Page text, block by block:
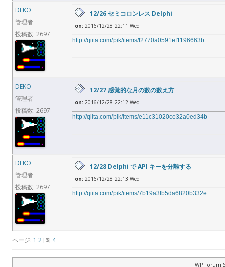
DEKO
管理者
投稿数: 2697
12/26 セミコロンレス Delphi
on: 2016/12/28 22:11 Wed
http://qiita.com/pik/items/f2770a0591ef1196663b
DEKO
管理者
投稿数: 2697
12/27 感覚的な月の数の数え方
on: 2016/12/28 22:12 Wed
http://qiita.com/pik/items/e11c31020ce32a0ed34b
DEKO
管理者
投稿数: 2697
12/28 Delphi で API キーを分離する
on: 2016/12/28 22:13 Wed
http://qiita.com/pik/items/7b19a3fb5da6820b332e
ページ: 1 2 [3] 4
WP Forum